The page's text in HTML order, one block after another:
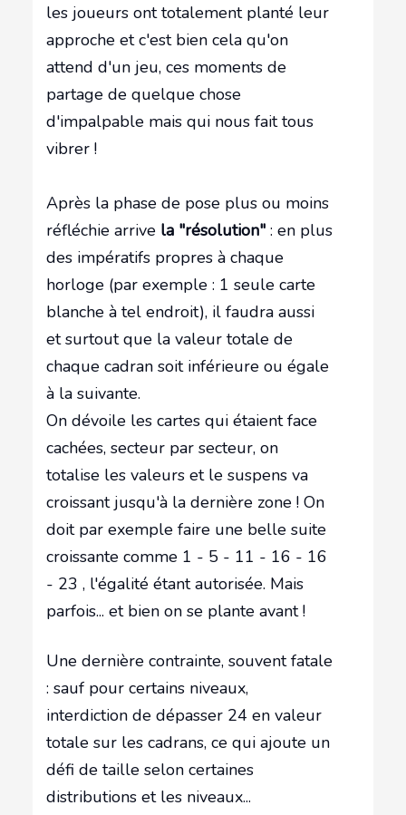
les joueurs ont totalement planté leur
approche et c'est bien cela qu'on
attend d'un jeu, ces moments de
partage de quelque chose
d'impalpable mais qui nous fait tous
vibrer !
Après la phase de pose plus ou moins
réfléchie arrive la "résolution": en plus
des impératifs propres à chaque
horloge (par exemple : 1 seule carte
blanche à tel endroit), il faudra aussi
et surtout que la valeur totale de
chaque cadran soit inférieure ou égale
à la suivante.
On dévoile les cartes qui étaient face
cachées, secteur par secteur, on
totalise les valeurs et le suspens va
croissant jusqu'à la dernière zone ! On
doit par exemple faire une belle suite
croissante comme 1 - 5 - 11 - 16 - 16
- 23 , l'égalité étant autorisée. Mais
parfois... et bien on se plante avant !
Une dernière contrainte, souvent fatale
: sauf pour certains niveaux,
interdiction de dépasser 24 en valeur
totale sur les cadrans, ce qui ajoute un
défi de taille selon certaines
distributions et les niveaux...